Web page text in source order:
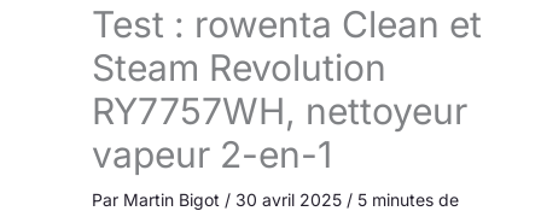
Test : rowenta Clean et
Steam Revolution
RY7757WH, nettoyeur
vapeur 2-en-1
Par Martin Bigot / 30 avril 2025 / 5 minutes de